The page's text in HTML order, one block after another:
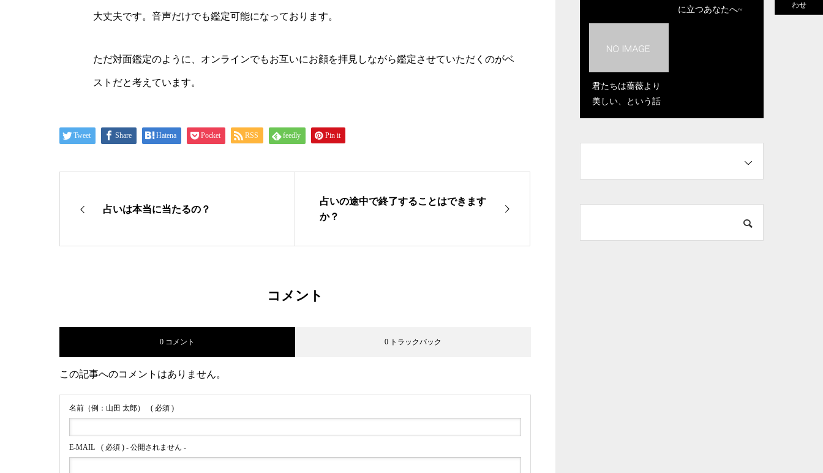
大丈夫です。音声だけでも鑑定可能になっております。
ただ対面鑑定のように、オンラインでもお互いにお顔を拝見しながら鑑定させていただくのがベ
ストだと考えています。
Tweet Share Hatena Pocket RSS feedly Pin it
占いは本当に当たるの？
占いの途中で終了することはできます
か？
コメント
0 コメント 0 トラックバック
この記事へのコメントはありません。
名前（例：山田 太郎） ( 必須 )
E-MAIL ( 必須 ) - 公開されません -
に立つあなたへ~
君たちは薔薇より
美しい、という話
うお話
う話
『時間を使う』と
はどういうこと
か、という話
わせ